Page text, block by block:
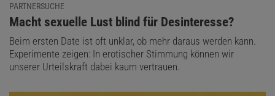
PARTNERSUCHE
:
Macht sexuelle Lust blind für Desinteresse?
Beim ersten Date ist oft unklar, ob mehr daraus werden kann.
Experimente zeigen: In erotischer Stimmung können wir
unserer Urteilskraft dabei kaum vertrauen.